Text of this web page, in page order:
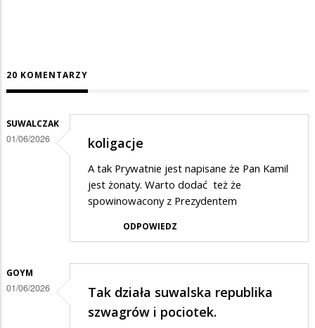
20 KOMENTARZY
SUWALCZAK
01/06/2026 koligacje
A tak Prywatnie jest napisane że Pan Kamil
jest żonaty. Warto dodać też że
spowinowacony z Prezydentem
ODPOWIEDZ
GOYM
01/06/2026
Tak działa suwalska republika
szwagrów i pociotek.